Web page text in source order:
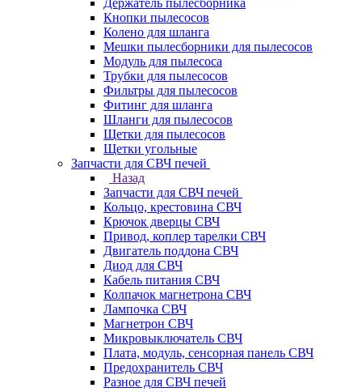
Держатель пылесборника
Кнопки пылесосов
Колено для шланга
Мешки пылесборники для пылесосов
Модуль для пылесоса
Трубки для пылесосов
Фильтры для пылесосов
Фитинг для шланга
Шланги для пылесосов
Щетки для пылесосов
Щетки угольные
Запчасти для СВЧ печей
Назад
Запчасти для СВЧ печей
Кольцо, крестовина СВЧ
Крючок дверцы СВЧ
Привод, коплер тарелки СВЧ
Двигатель поддона СВЧ
Диод для СВЧ
Кабель питания СВЧ
Колпачок магнетрона СВЧ
Лампочка СВЧ
Магнетрон СВЧ
Микровыключатель СВЧ
Плата, модуль, сенсорная панель СВЧ
Предохранитель СВЧ
Разное для СВЧ печей